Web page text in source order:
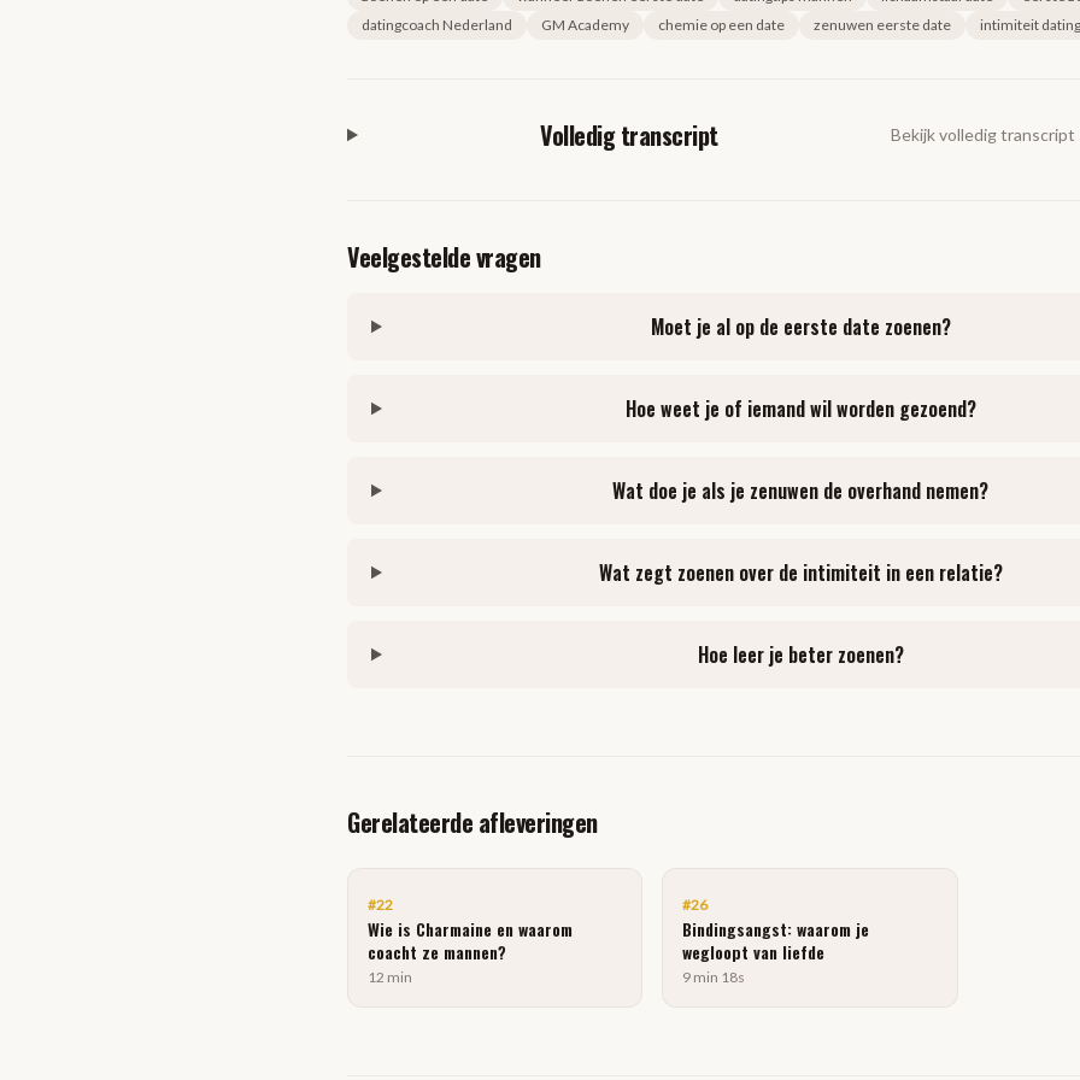
datingcoach Nederland
GM Academy chemie op een date zenuwen eerste date intimiteit dating
Volledig transcript Bekijk volledig transcript
Veelgestelde vragen
Moet je al op de eerste date zoenen?
Hoe weet je of iemand wil worden gezoend?
Wat doe je als je zenuwen de overhand nemen?
Wat zegt zoenen over de intimiteit in een relatie?
Hoe leer je beter zoenen?
Gerelateerde afleveringen
#22
Wie is Charmaine en waarom
coacht ze mannen?
12 min
#26
Bindingsangst: waarom je
wegloopt van liefde
9 min 18s